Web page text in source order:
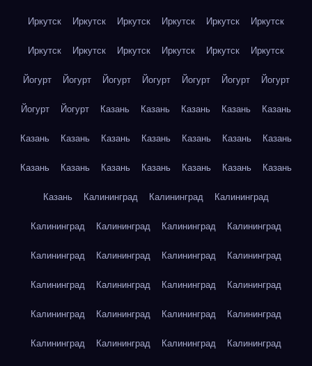
Иркутск Иркутск Иркутск Иркутск Иркутск Иркутск
Иркутск Иркутск Иркутск Иркутск Иркутск Иркутск
Йогурт Йогурт Йогурт Йогурт Йогурт Йогурт Йогурт
Йогурт Йогурт Казань Казань Казань Казань Казань
Казань Казань Казань Казань Казань Казань Казань
Казань Казань Казань Казань Казань Казань Казань
Казань Калининград Калининград Калининград
Калининград Калининград Калининград Калининград
Калининград Калининград Калининград Калининград
Калининград Калининград Калининград Калининград
Калининград Калининград Калининград Калининград
Калининград Калининград Калининград Калининград